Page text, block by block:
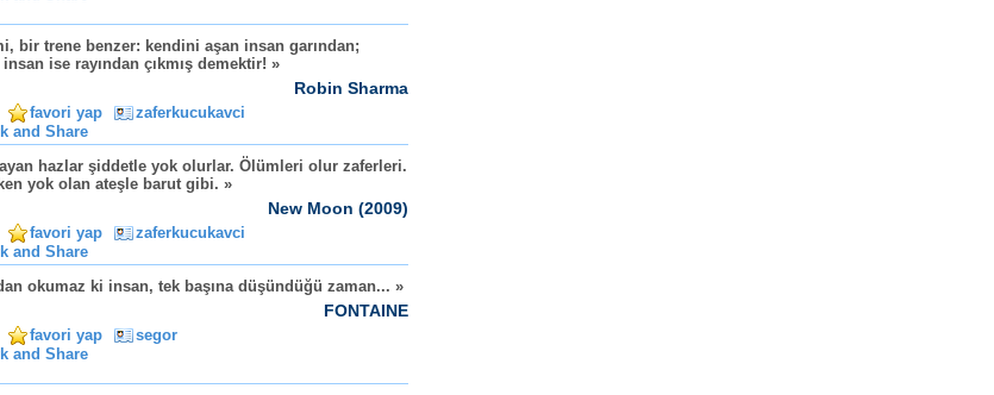
bir trene benzer: kendini aşan insan garından;
ise rayından çıkmış demektir! »
Robin Sharma
favori yap zaferkucukavci
hazlar şiddetle yok olurlar. Ölümleri olur zaferleri.
yok olan ateşle barut gibi. »
New Moon (2009)
favori yap zaferkucukavci
okumaz ki insan, tek başına düşündüğü zaman... »
FONTAINE
favori yap segor